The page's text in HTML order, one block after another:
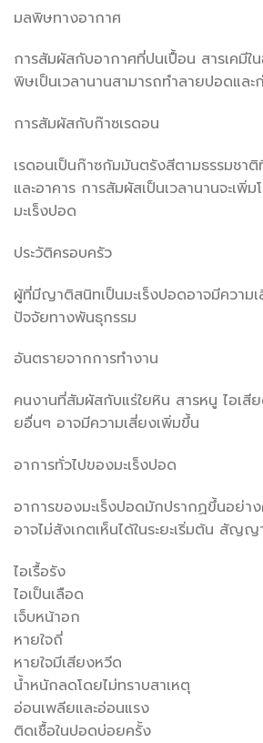
มลพิษทางอากาศ
การสัมผัสกับอากาศที่ปนเปื้อน สารเคมีใ
พิษเป็นเวลานานสามารถทำลายปอดและก่
การสัมผัสกับก๊าซเรดอน
เรดอนเป็นก๊าซกัมมันตรังสีตามธรรมชาติ
และอาคาร การสัมผัสเป็นเวลานานจะเพิ่ม
มะเร็งปอด
ประวัติครอบครัว
ผู้ที่มีญาติสนิทเป็นมะเร็งปอดอาจมีความ
ปัจจัยทางพันธุกรรม
อันตรายจากการทำงาน
คนงานที่สัมผัสกับแร่ใยหิน สารหนู ไอเสี
ยอื่นๆ อาจมีความเสี่ยงเพิ่มขึ้น
อาการทั่วไปของมะเร็งปอด
อาการของมะเร็งปอดมักปรากฏขึ้นอย่า
อาจไม่สังเกตเห็นได้ในระยะเริ่มต้น สัญ
ไอเรื้อรัง
ไอเป็นเลือด
เจ็บหน้าอก
หายใจถี่
หายใจมีเสียงหวีด
น้ำหนักลดโดยไม่ทราบสาเหตุ
อ่อนเพลียและอ่อนแรง
ติดเชื้อในปอดบ่อยครั้ง